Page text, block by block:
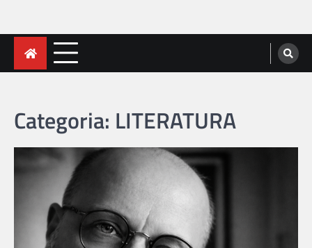
Categoria: LITERATURA